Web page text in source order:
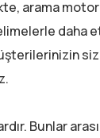
arama
daha
Bunlar